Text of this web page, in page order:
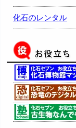
化石のレンタル